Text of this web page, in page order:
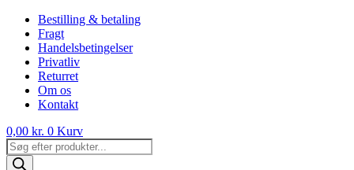
Bestilling & betaling
Fragt
Handelsbetingelser
Privatliv
Returret
Om os
Kontakt
0,00 kr. 0 Kurv
Products
search